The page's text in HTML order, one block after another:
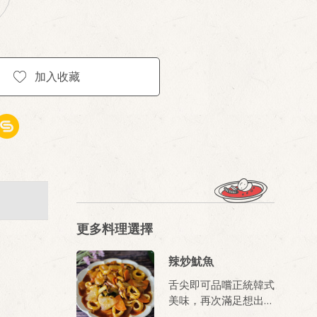
加入收藏
更多料理選擇
辣炒魷魚
舌尖即可品嚐正統韓式
美味，再次滿足想出國